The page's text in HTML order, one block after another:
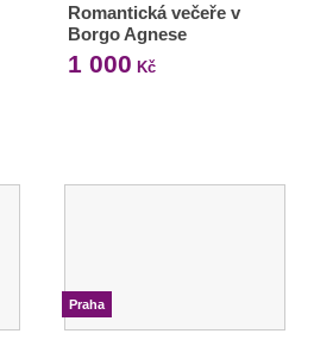
Romantická večeře v
Borgo Agnese
1 000 Kč
Praha